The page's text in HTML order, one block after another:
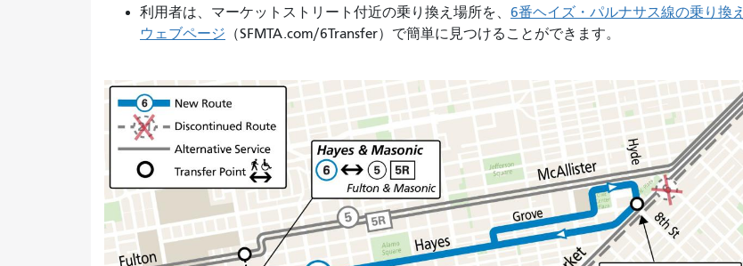
利用者は、マーケットストリート付近の乗り換え場所を、 6番ヘイズ・パルナサス線の乗り換え
ウェブページ （SFMTA.com/6Transfer）で簡単に見つけることができます。